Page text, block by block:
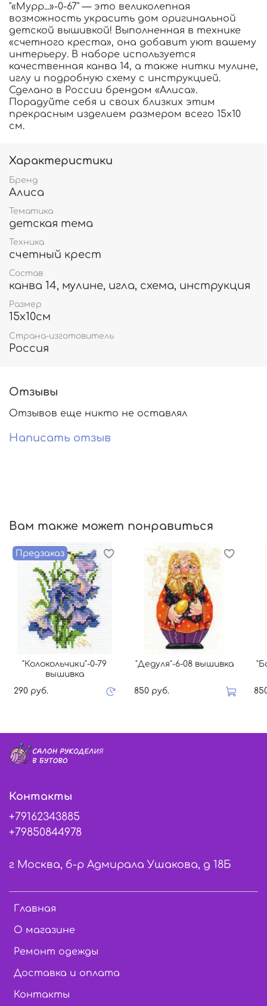
"«Мурр...»-0-67" — это великолепная
возможность украсить дом оригинальной
детской вышивкой! Выполненная в технике
«счетного креста», она добавит уют вашему
интерьеру. В наборе используется
качественная канва 14, а также нитки мулине,
иглу и подробную схему с инструкцией.
Сделано в России брендом «Алиса».
Порадуйте себя и своих близких этим
прекрасным изделием размером всего 15x10
см.
Характеристики
Бренд
Алиса
Тематика
детская тема
Техника
счетный крест
Состав
канва 14, мулине, игла, схема, инструкция
Размер
15х10см
Страна-изготовитель
Россия
Отзывы
Отзывов еще никто не оставлял
Написать отзыв
Вам также может понравиться
Предзаказ
"Колокольчики"-0-79
вышивка
290 руб.
"Дедуля"-6-08 вышивка
850 руб.
Главная
О магазине
Ремонт одежды
Доставка и оплата
Контакты
Контакты
+79162343885
+79850844978
г Москва, б-р Адмирала Ушакова, д 18Б